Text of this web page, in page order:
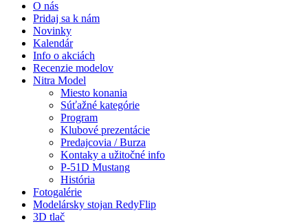
O nás
Pridaj sa k nám
Novinky
Kalendár
Info o akciách
Recenzie modelov
Nitra Model
Miesto konania
Súťažné kategórie
Program
Klubové prezentácie
Predajcovia / Burza
Kontaky a užitočné info
P-51D Mustang
História
Fotogalérie
Modelársky stojan RedyFlip
3D tlač